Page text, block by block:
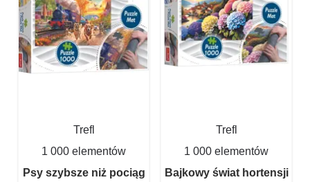
Trefl
1 000 elementów
Psy szybsze niż pociąg
Trefl
1 000 elementów
Bajkowy świat hortensji